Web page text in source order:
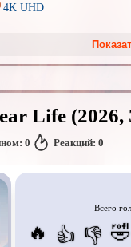
4K UHD
Ангелы и Демоны
Гении
Коллекция
Новогодние
Перевод
Про богов
Life
0 Реакций: 0
Всего
🔥 👍 👎 🤣